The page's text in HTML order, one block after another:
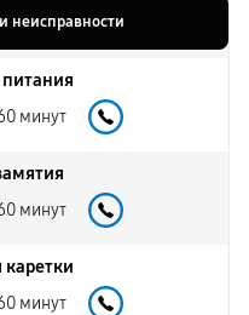
неисправности
минут
минут
минут